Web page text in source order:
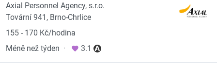
Axial Personnel Agency, s.r.o.
Tovární 941, Brno-Chrlice
155 - 170 Kč/hodina
Méně než týden · 3.1